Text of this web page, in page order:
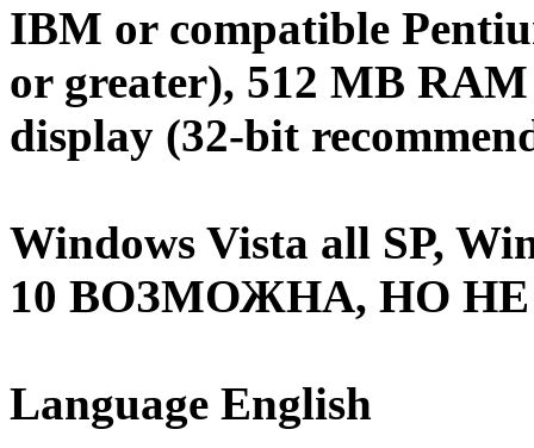
IBM or compatible
or greater), 512 MB
display (32-bit
Windows Vista all SP,
10 ВОЗМОЖНА, НО
Language English